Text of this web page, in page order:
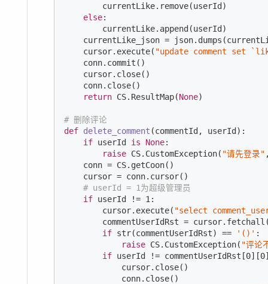
        currentLike.remove(userId)
else:
        currentLike.append(userId)
currentLike_json =
    cursor.execute(
"update comment set
    conn.commit()
    cursor.close()
    conn.close()
return CS.ResultMap(None)
# 删除评论
def delete_comment (commentId, userId) :
if userId is None:
raise CS.CustomException( "请先登录"
    conn = CS.getCoon()
    cursor = conn.cursor()
# userId = 1为超级管理员
if userId != 1 :
        cursor.execute(
"select
commentUserIdRst =
if str(commentUserIdRst) == '()' :
raise CS.CustomException( "评论
if userId != commentUserIdRst[0][0
            cursor.close()
            conn.close()